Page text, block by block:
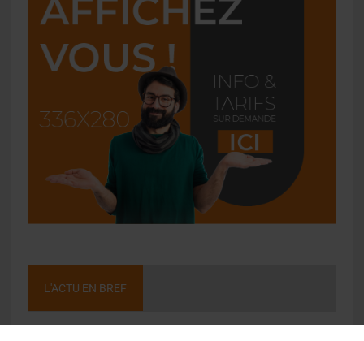
L'ACTU EN BREF